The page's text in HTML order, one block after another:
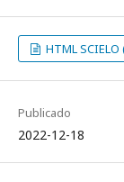
HTML
Publicado
2022-12-18